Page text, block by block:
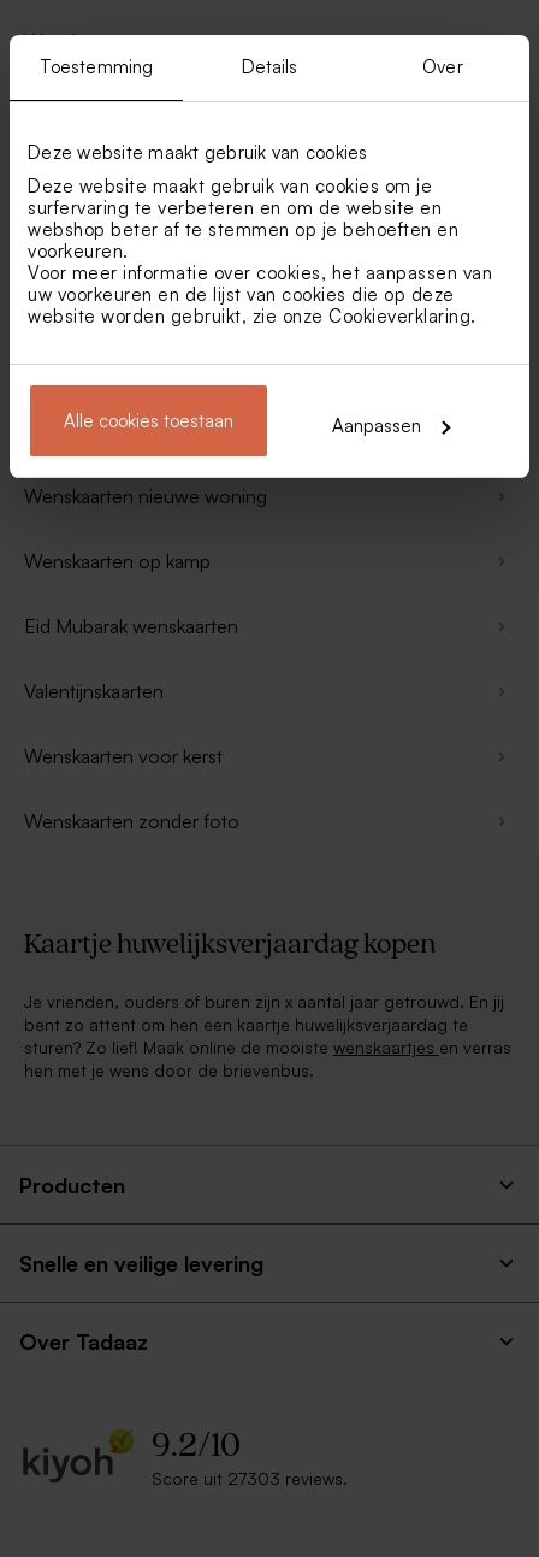
Toestemming Details Over
Deze website maakt gebruik van cookies
Deze website maakt gebruik van cookies om je
surfervaring te verbeteren en om de website en
webshop beter af te stemmen op je behoeften en
voorkeuren.
Voor meer informatie over cookies, het aanpassen van
uw voorkeuren en de lijst van cookies die op deze
website worden gebruikt, zie onze Cookieverklaring.
Alle cookies toestaan Aanpassen
Wenskaarten
Wenskaarten voor baby
Wenskaarten voor hem
Wenskaarten voor jongen
Wenskaarten voor kinderen
Wenskaarten voor meisje
Wenskaarten nieuwe woning
Wenskaarten op kamp
Eid Mubarak wenskaarten
Valentijnskaarten
Wenskaarten voor kerst
Wenskaarten zonder foto
Kaartje huwelijksverjaardag kopen
Je vrienden, ouders of buren zijn x aantal jaar getrouwd. En jij
bent zo attent om hen een kaartje huwelijksverjaardag te
sturen? Zo lief! Maak online de mooiste wenskaartjes en verras
hen met je wens door de brievenbus.
Producten
Snelle en veilige levering
Over Tadaaz
9.2/10
Score uit 27303 reviews.